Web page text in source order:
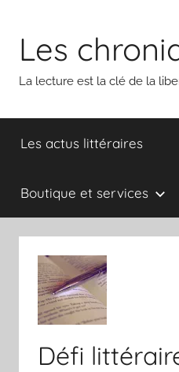
contenu
Les
La lecture est la clé de la
Les actus littéraires
Boutique et services
Défi